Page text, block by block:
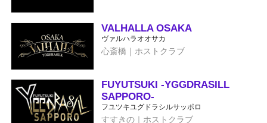
VALHALLA OSAKA
ヴァルハラオオサカ
心斎橋｜ホストクラブ
FUYUTSUKI -YGGDRASILL
SAPPORO-
フユツキユグドラシルサッポロ
すすきの｜ホストクラブ